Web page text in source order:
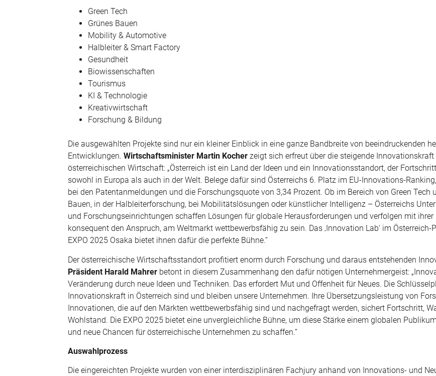
Green Tech
Grünes Bauen
Mobility & Automotive
Halbleiter & Smart Factory
Gesundheit
Biowissenschaften
Tourismus
KI & Technologie
Kreativwirtschaft
Forschung & Bildung
Die ausgewählten Projekte sind nur ein kleiner Einblick in eine ganze Bandbreite von beeindruckenden
Entwicklungen.Wirtschaftsminister Martin Kocherzeigt sich erfreut über die steigende Innovationskraft
österreichischen Wirtschaft: „Österreich ist ein Land der Ideen und ein Innovationsstandort, der
sowohl in Europa als auch in der Welt. Belege dafür sind Österreichs 6. Platz im EU-Innovations-
bei den Patentanmeldungen und die Forschungsquote von 3,34 Prozent. Ob im Bereich von Green Tech
Bauen, in der Halbleiterforschung, bei Mobilitätslösungen oder künstlicher Intelligenz – Österreichs
und Forschungseinrichtungen schaffen Lösungen für globale Herausforderungen und verfolgen mit
konsequent den Anspruch, am Weltmarkt wettbewerbsfähig zu sein. Das ‚Innovation Lab‘ im Österreich-
EXPO 2025 Osaka bietet ihnen dafür die perfekte Bühne.“
Der österreichische Wirtschaftsstandort profitiert enorm durch Forschung und daraus entstehenden
Präsident Harald Mahrer betont in diesem Zusammenhang den dafür nötigen Unternehmergeist:
Veränderung durch neue Ideen und Techniken. Das erfordert Mut und Offenheit für Neues. Die
Innovationskraft in Österreich sind und bleiben unsere Unternehmen. Ihre Übersetzungsleistung von
Innovationen, die auf den Märkten wettbewerbsfähig sind und nachgefragt werden, sichert Fortschritt,
Wohlstand. Die EXPO 2025 bietet eine unvergleichliche Bühne, um diese Stärke einem globalen
und neue Chancen für österreichische Unternehmen zu schaffen.“
Auswahlprozess
Die eingereichten Projekte wurden von einer interdisziplinären Fachjury anhand von Innovations- und